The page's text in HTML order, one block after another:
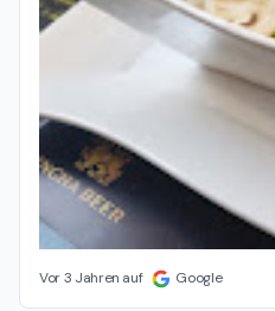
Vor 3 Jahren auf Google